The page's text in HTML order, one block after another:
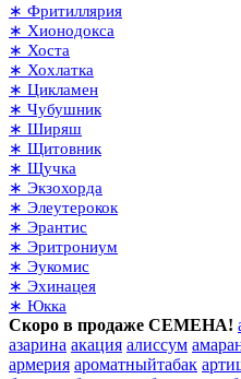
∗ Фритиллярия
∗ Хионодокса
∗ Хоста
∗ Хохлатка
∗ Цикламен
∗ Чубушник
∗ Ширяш
∗ Щитовник
∗ Щучка
∗ Экзохорда
∗ Элеутерокок
∗ Эрантис
∗ Эритрониум
∗ Эукомис
∗ Эхинацея
∗ Юкка
Скоро в продаже СЕМЕНА!
азарина акация алиссум
армерия ароматныйтабак